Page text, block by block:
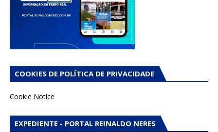
COOKIES DE POLÍTICA DE PRIVACIDADE
Cookie Notice
EXPEDIENTE - PORTAL REINALDO NERES